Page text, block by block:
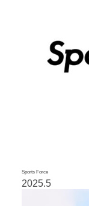
Sports Force
2025.5